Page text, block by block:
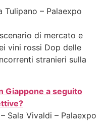
Tulipano – Palaexpo
di mercato e
vini rossi Dop delle
stranieri sulla
Giappone a seguito
– Sala Vivaldi – Palaexpo